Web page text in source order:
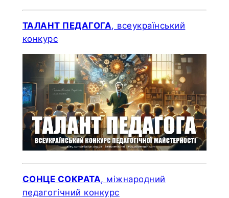
ТАЛАНТ ПЕДАГОГА, всеукраїнський
конкурс
СОНЦЕ СОКРАТА, міжнародний
педагогічний конкурс